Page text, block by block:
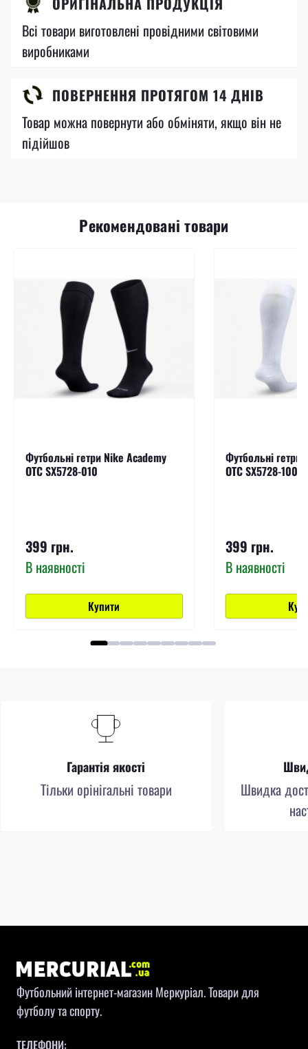
Всі товари виготовлені провідними світовими
виробниками
ПОВЕРНЕННЯ ПРОТЯГОМ 14 ДНІВ
Товар можна повернути або обміняти, якщо він не
підійшов
Рекомендовані товари
Футбольні гетри Nike Academy
OTC SX5728-010
399 грн.
В наявності
Купити
Футбольні гетри
OTC SX5728-100
399 грн.
В наявності
Гарантія якості
Тільки орінігальні товари
Швидка
Футбольний інтернет-магазин Меркуріал. Товари для
футболу та спорту.
ТЕЛЕФОНИ: